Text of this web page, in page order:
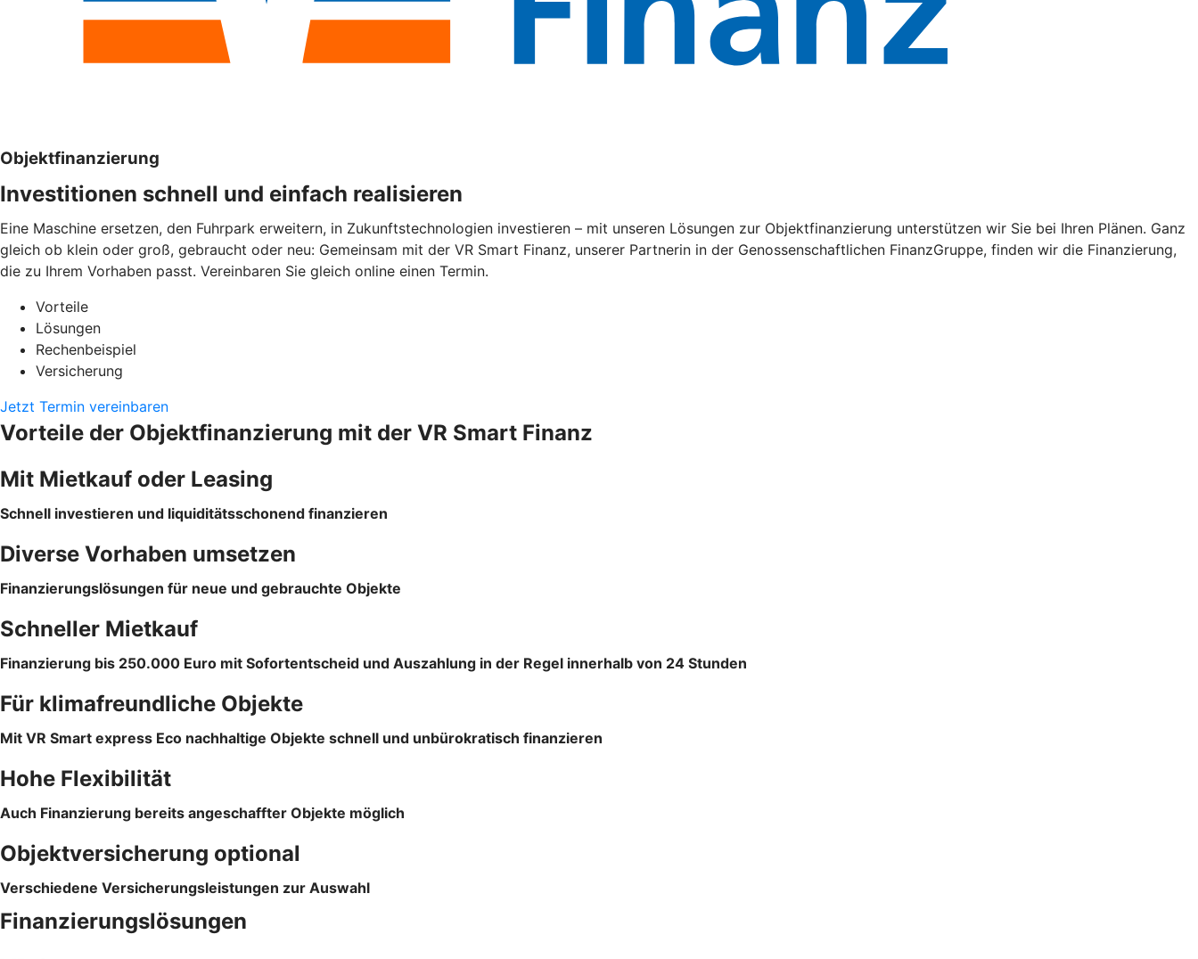
Objektfinanzierung
Investitionen schnell und einfach realisieren
Eine Maschine ersetzen, den Fuhrpark erweitern, in Zukunftstechnologien investieren – mit unseren Lösungen zur Objektfinanzierung unterstützen wir Sie bei Ihren Plänen. Ganz
gleich ob klein oder groß, gebraucht oder neu: Gemeinsam mit der VR Smart Finanz, unserer Partnerin in der Genossenschaftlichen FinanzGruppe, finden wir die Finanzierung,
die zu Ihrem Vorhaben passt. Vereinbaren Sie gleich online einen Termin.
Vorteile
Lösungen
Rechenbeispiel
Versicherung
Jetzt Termin vereinbaren
Vorteile der Objektfinanzierung mit der VR Smart Finanz
Mit Mietkauf oder Leasing
Schnell investieren und liquiditätsschonend finanzieren
Diverse Vorhaben umsetzen
Finanzierungslösungen für neue und gebrauchte Objekte
Schneller Mietkauf
Finanzierung bis 250.000 Euro mit Sofortentscheid und Auszahlung in der Regel innerhalb von 24 Stunden
Für klimafreundliche Objekte
Mit VR Smart express Eco nachhaltige Objekte schnell und unbürokratisch finanzieren
Hohe Flexibilität
Auch Finanzierung bereits angeschaffter Objekte möglich
Objektversicherung optional
Verschiedene Versicherungsleistungen zur Auswahl
Finanzierungslösungen